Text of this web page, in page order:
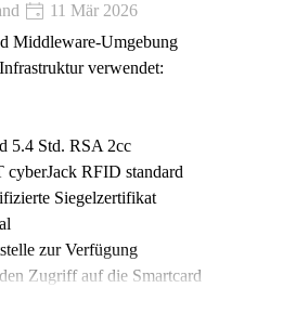
11 Mär 2026
Middleware-Umgebung
verwendet:
5.4 Std. RSA 2cc
RFID standard
Siegelzertifikat
zur Verfügung
Zugriff auf die Smartcard